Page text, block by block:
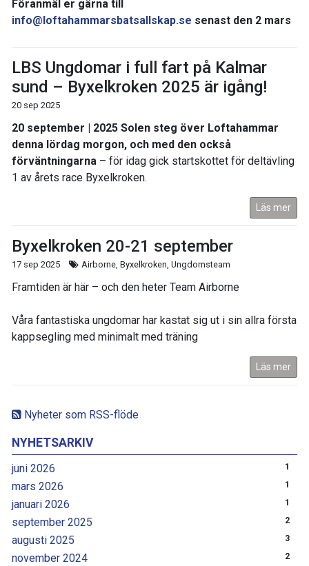
Nyheter som RSS-flöde
NYHETSARKIV
juni 2026 1
mars 2026 1
januari 2026 1
september 2025 2
augusti 2025 3
november 2024 2
Föranmäl er gärna till
info@loftahammarsbatsallskap.se senast den 2 mars
LBS Ungdomar i full fart på Kalmar
sund – Byxelkroken 2025 är igång!
20 sep 2025
20 september | 2025 Solen steg över Loftahammar
denna lördag morgon, och med den också
förväntningarna – för idag gick startskottet för deltävling
1 av årets race Byxelkroken.
Läs mer
Byxelkroken 20-21 september
17 sep 2025 Airborne, Byxelkroken, Ungdomsteam
Framtiden är här – och den heter Team Airborne
Våra fantastiska ungdomar har kastat sig ut i sin allra första
kappsegling med minimalt med träning
Läs mer